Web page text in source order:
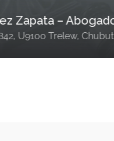
– Abogados.
Trelew, Chubut